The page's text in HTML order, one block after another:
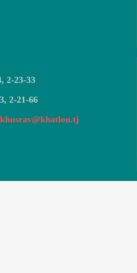
2-23-33
2-21-66